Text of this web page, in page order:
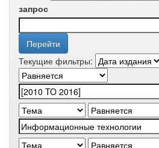
запрос
Текущие фильтры: